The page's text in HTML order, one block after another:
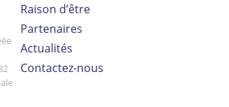
Raison d’être
Partenaires
Actualités
Contactez-nous